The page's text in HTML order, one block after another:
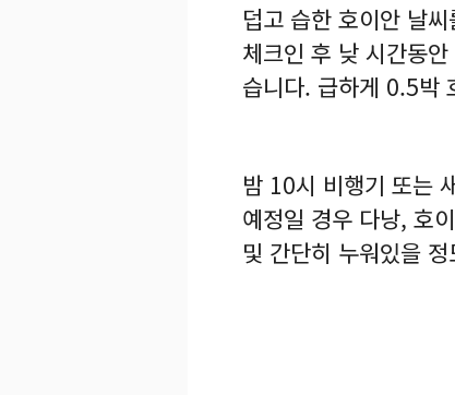
덥고 습한 호이안 날
체크인 후 낮 시간동
습니다. 급하게 0.5박
밤 10시 비행기 또는
예정일 경우 다낭, 호
및 간단히 누워있을